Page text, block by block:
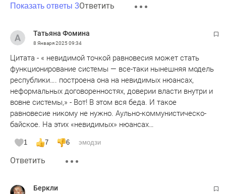
Показать ответы 3Ответить
Татьяна Фомина
8 Января 202509:34
Цитата - « невидимой точкой равновесия может стать
функционирование системы — все-таки нынешняя модель
республики…. построена она на невидимых нюансах,
неформальных договоренностях, доверии власти внутри и
вовне системы,» - Вот! В этом вся беда. И такое
равновесие никому не нужно. Аульно-коммунистическо-
байское. На этих «невидимых» нюансах…
1 7 6 эмодзи
Ответить
Беркли